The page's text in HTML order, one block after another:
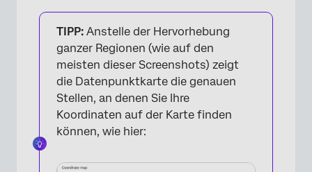
TIPP: Anstelle der Hervorhebung
ganzer Regionen (wie auf den
meisten dieser Screenshots) zeigt
die Datenpunktkarte die genauen
Stellen, an denen Sie Ihre
Koordinaten auf der Karte finden
können, wie hier: